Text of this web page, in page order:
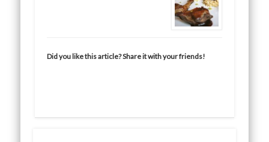
Did you like this article? Share it with your friends!